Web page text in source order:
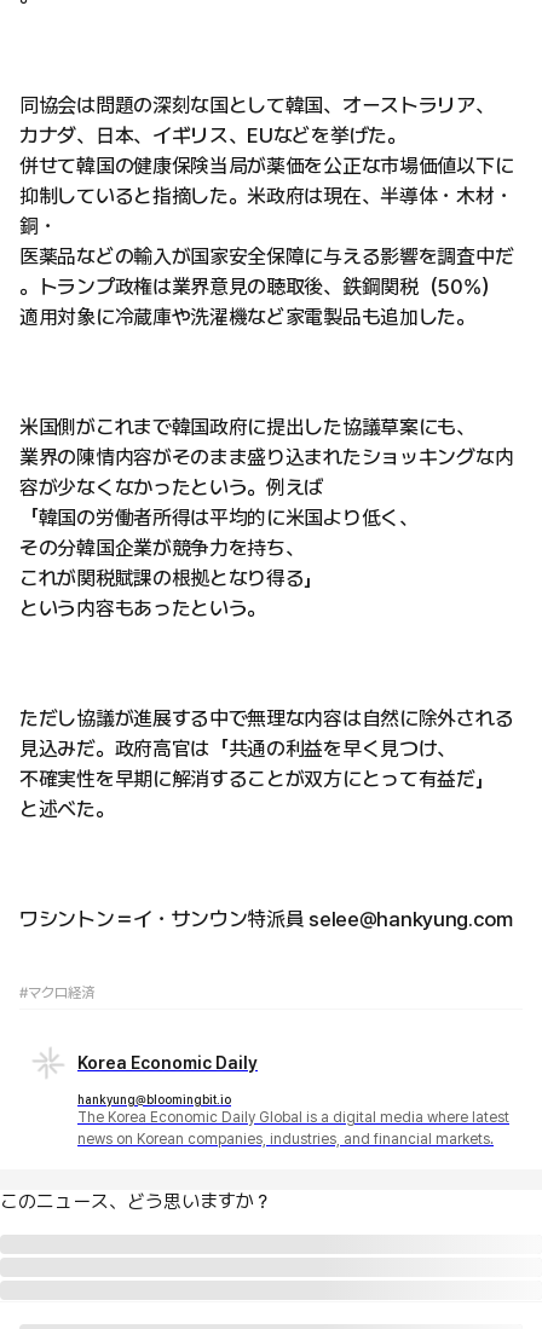
同協会は問題の深刻な国として韓国、オーストラリア、
カナダ、日本、イギリス、EUなどを挙げた。
併せて韓国の健康保険当局が薬価を公正な市場価値以下に
抑制していると指摘した。米政府は現在、半導体・木材・
銅・
医薬品などの輸入が国家安全保障に与える影響を調査中だ
。トランプ政権は業界意見の聴取後、鉄鋼関税（50%）
適用対象に冷蔵庫や洗濯機など家電製品も追加した。
米国側がこれまで韓国政府に提出した協議草案にも、
業界の陳情内容がそのまま盛り込まれたショッキングな内
容が少なくなかったという。例えば
「韓国の労働者所得は平均的に米国より低く、
その分韓国企業が競争力を持ち、
これが関税賦課の根拠となり得る」
という内容もあったという。
ただし協議が進展する中で無理な内容は自然に除外される
見込みだ。政府高官は「共通の利益を早く見つけ、
不確実性を早期に解消することが双方にとって有益だ」
と述べた。
ワシントン＝イ・サンウン特派員 selee@hankyung.com
#マクロ経済
Korea Economic Daily
hankyung@bloomingbit.io
The Korea Economic Daily Global is a digital media where latest
news on Korean companies, industries, and financial markets.
このニュース、どう思いますか？